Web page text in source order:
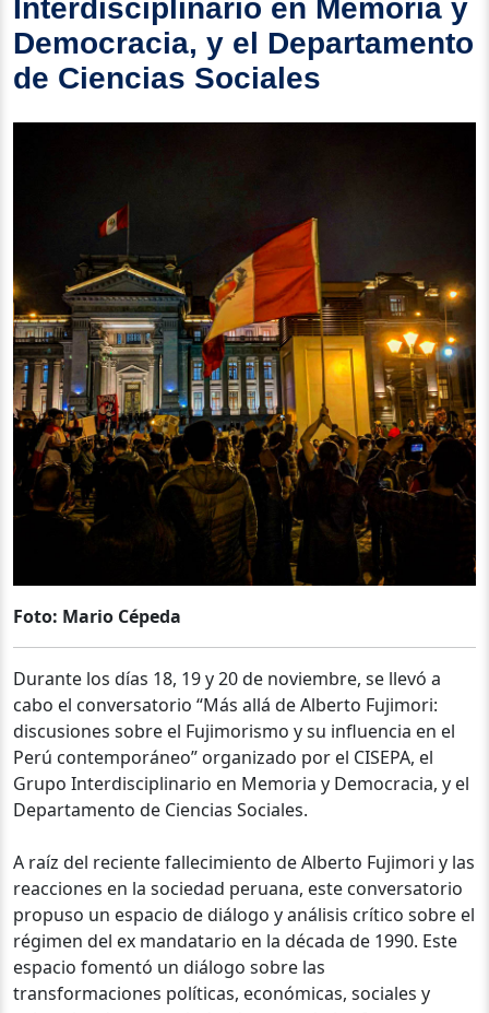
Interdisciplinario en Memoria y
Democracia, y el Departamento
de Ciencias Sociales
Foto: Mario Cépeda
Durante los días 18, 19 y 20 de noviembre, se llevó a
cabo el conversatorio “Más allá de Alberto Fujimori:
discusiones sobre el Fujimorismo y su influencia en el
Perú contemporáneo” organizado por el CISEPA, el
Grupo Interdisciplinario en Memoria y Democracia, y el
Departamento de Ciencias Sociales.
A raíz del reciente fallecimiento de Alberto Fujimori y las
reacciones en la sociedad peruana, este conversatorio
propuso un espacio de diálogo y análisis crítico sobre el
régimen del ex mandatario en la década de 1990. Este
espacio fomentó un diálogo sobre las
transformaciones políticas, económicas, sociales y